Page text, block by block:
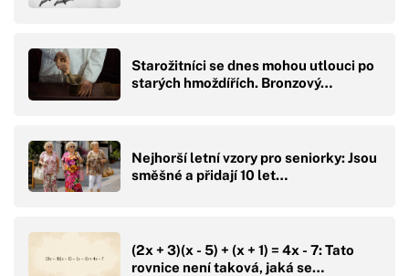
Starožitníci se dnes mohou utlouci po
starých hmoždířích. Bronzový…
Nejhorší letní vzory pro seniorky: Jsou
směšné a přidají 10 let…
(2x + 3)(x - 5) + (x + 1) = 4x - 7: Tato
rovnice není taková, jaká se…